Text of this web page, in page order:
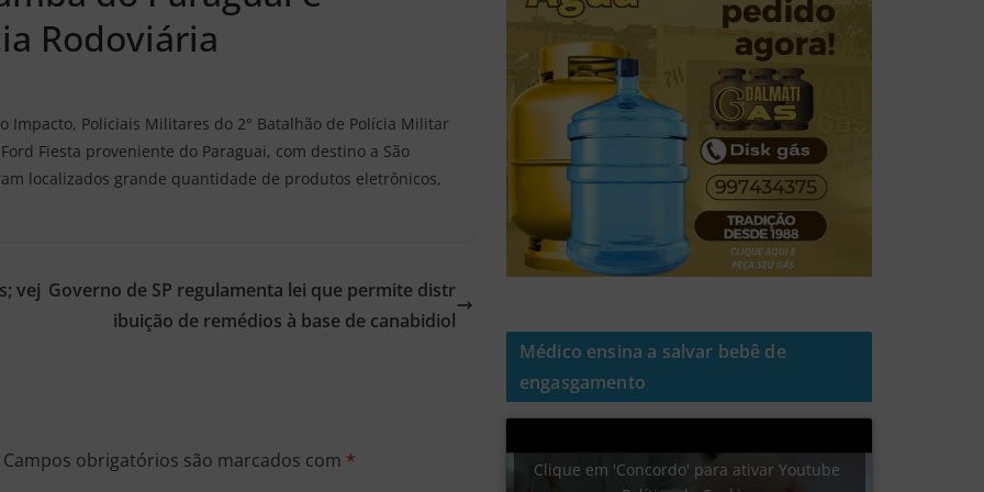
Rodoviária
Policiais Militares do 2° Batalhão de Polícia Militar
Fiesta proveniente do Paraguai, com destino a São
localizados grande quantidade de produtos eletrônicos,
vej Governo de SP regulamenta lei que permite distr
ibuição de remédios à base de canabidiol
Campos obrigatórios são marcados com *
Médico ensina a salvar bebê de
engasgamento
Clique em 'Concordo' para ativar Youtube